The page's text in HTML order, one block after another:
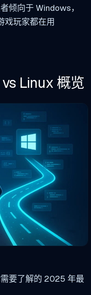
倾向于 Windows，
戏玩家都在用
Linux 概览
要了解的 2025 年最